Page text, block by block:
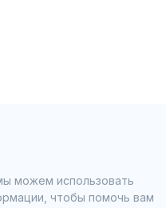
можем использовать
чтобы помочь вам